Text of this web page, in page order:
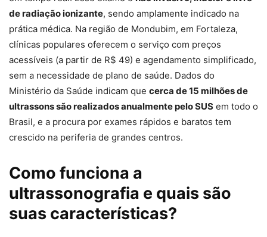
de radiação ionizante, sendo amplamente indicado na
prática médica. Na região de Mondubim, em Fortaleza,
clínicas populares oferecem o serviço com preços
acessíveis (a partir de R$ 49) e agendamento simplificado,
sem a necessidade de plano de saúde. Dados do
Ministério da Saúde indicam que cerca de 15 milhões de
ultrassons são realizados anualmente pelo SUS em todo o
Brasil, e a procura por exames rápidos e baratos tem
crescido na periferia de grandes centros.
Como funciona a
ultrassonografia e quais são
suas características?